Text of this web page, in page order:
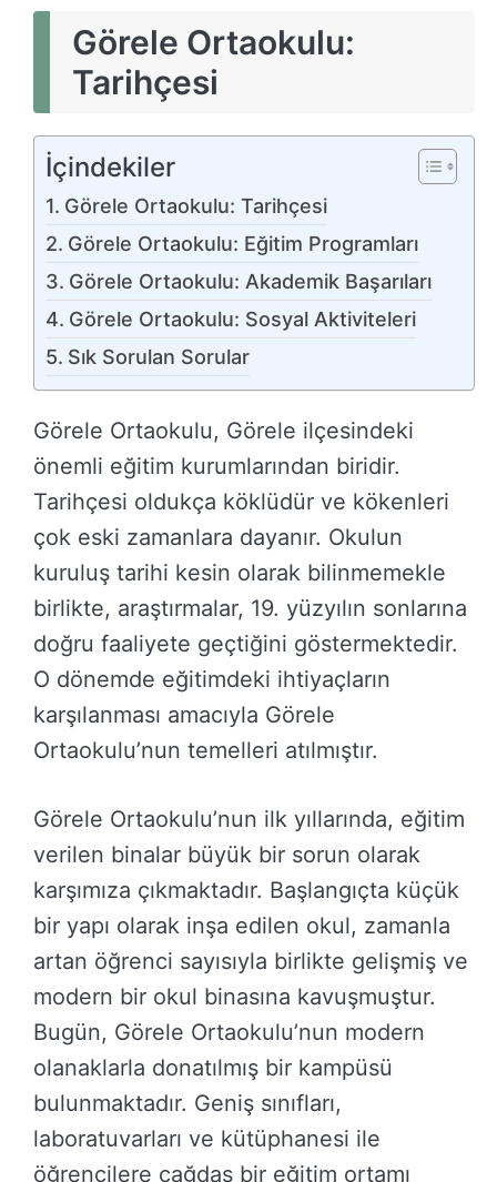
Görele Ortaokulu:
Tarihçesi
İçindekiler
Görele Ortaokulu: Tarihçesi
Görele Ortaokulu: Eğitim Programları
Görele Ortaokulu: Akademik Başarıları
Görele Ortaokulu: Sosyal Aktiviteleri
Sık Sorulan Sorular
Görele Ortaokulu, Görele ilçesindeki
önemli eğitim kurumlarından biridir.
Tarihçesi oldukça köklüdür ve kökenleri
çok eski zamanlara dayanır. Okulun
kuruluş tarihi kesin olarak bilinmemekle
birlikte, araştırmalar, 19. yüzyılın sonlarına
doğru faaliyete geçtiğini göstermektedir.
O dönemde eğitimdeki ihtiyaçların
karşılanması amacıyla Görele
Ortaokulu’nun temelleri atılmıştır.
Görele Ortaokulu’nun ilk yıllarında, eğitim
verilen binalar büyük bir sorun olarak
karşımıza çıkmaktadır. Başlangıçta küçük
bir yapı olarak inşa edilen okul, zamanla
artan öğrenci sayısıyla birlikte gelişmiş ve
modern bir okul binasına kavuşmuştur.
Bugün, Görele Ortaokulu’nun modern
olanaklarla donatılmış bir kampüsü
bulunmaktadır. Geniş sınıfları,
laboratuvarları ve kütüphanesi ile
öğrencilere çağdaş bir eğitim ortamı